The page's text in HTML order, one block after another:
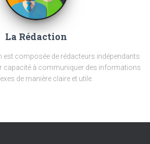
La Rédaction
est composée de rédacteurs indépendants
capacité à communiquer des informations
de manière claire et utile.